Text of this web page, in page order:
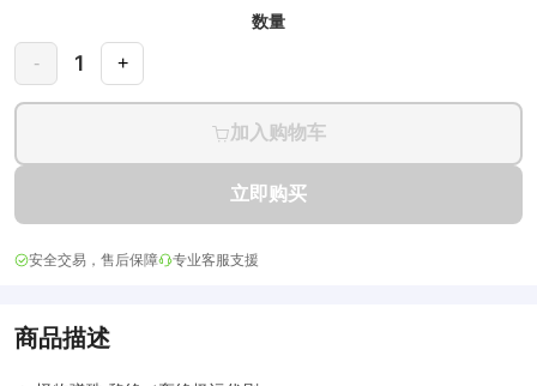
数量
- 1 +
加入购物车
立即购买
安全交易，售后保障 专业客服支援
商品描述